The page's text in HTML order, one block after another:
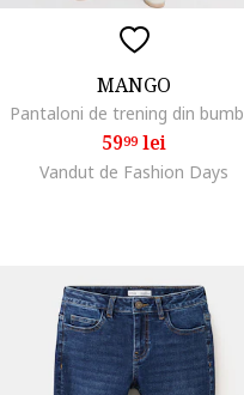
MANGO
5999lei
Vandut de Fashion Days